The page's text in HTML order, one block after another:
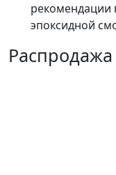
рекомендации
эпоксидной
Распродажа